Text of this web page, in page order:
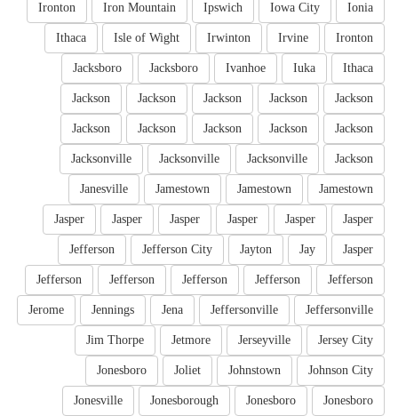
Ionia
Iowa City
Ipswich
Iron Mountain
Ironton
Ironton
Irvine
Irwinton
Isle of Wight
Ithaca
Ithaca
Iuka
Ivanhoe
Jacksboro
Jacksboro
Jackson
Jackson
Jackson
Jackson
Jackson
Jackson
Jackson
Jackson
Jackson
Jackson
Jackson
Jacksonville
Jacksonville
Jacksonville
Jamestown
Jamestown
Jamestown
Janesville
Jasper
Jasper
Jasper
Jasper
Jasper
Jasper
Jasper
Jay
Jayton
Jefferson City
Jefferson
Jefferson
Jefferson
Jefferson
Jefferson
Jefferson
Jeffersonville
Jeffersonville
Jena
Jennings
Jerome
Jersey City
Jerseyville
Jetmore
Jim Thorpe
Johnson City
Johnstown
Joliet
Jonesboro
Jonesboro
Jonesboro
Jonesborough
Jonesville